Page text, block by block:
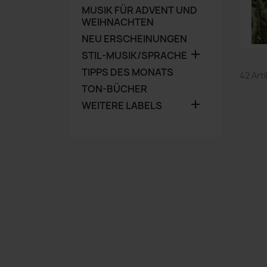
MUSIK FÜR ADVENT UND
WEIHNACHTEN
NEU ERSCHEINUNGEN
STIL-MUSIK/SPRACHE 
TIPPS DES MONATS
TON-BÜCHER
WEITERE LABELS

42